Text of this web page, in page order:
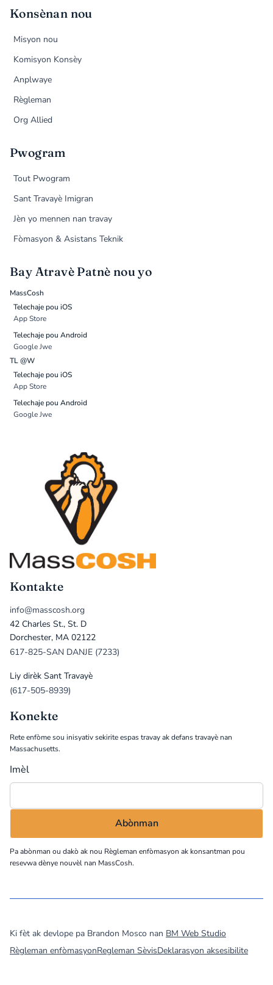
Konsènan nou
Misyon nou
Komisyon Konsèy
Anplwaye
Règleman
Org Allied
Pwogram
Tout Pwogram
Sant Travayè Imigran
Jèn yo mennen nan travay
Fòmasyon & Asistans Teknik
Bay Atravè Patnè nou yo
MassCosh
Telechaje pou iOS
App Store
Telechaje pou Android
Google Jwe
TL @W
Telechaje pou iOS
App Store
Telechaje pou Android
Google Jwe
Kontakte
info@masscosh.org
42 Charles St., St. D
Dorchester, MA 02122
617-825-SAN DANJE (7233)
Liy dirèk Sant Travayè
(617-505-8939)
Konekte
Rete enfòme sou inisyativ sekirite espas travay ak defans travayè nan
Massachusetts.
Imèl
Pa abònman ou dakò ak nou Règleman enfòmasyon ak konsantman pou
resevwa dènye nouvèl nan MassCosh.
Ki fèt ak devlope pa Brandon Mosco nan BM Web Studio
Règleman enfòmasyonRegleman SèvisDeklarasyon aksesibilite